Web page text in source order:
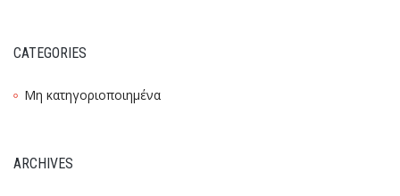
CATEGORIES
Μη κατηγοριοποιημένα
ARCHIVES